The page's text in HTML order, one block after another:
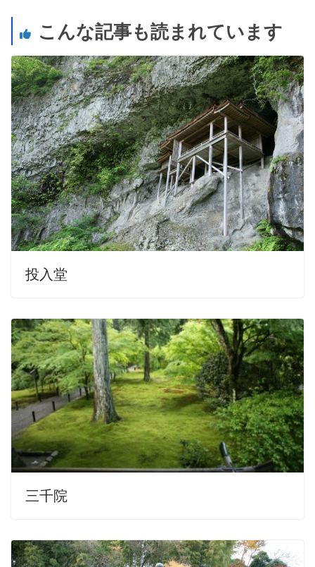
こんな記事も読まれています
投入堂
三千院